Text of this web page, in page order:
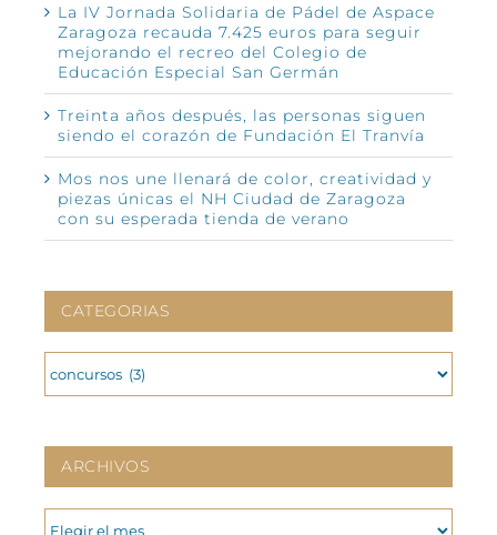
La IV Jornada Solidaria de Pádel de Aspace
Zaragoza recauda 7.425 euros para seguir
mejorando el recreo del Colegio de
Educación Especial San Germán
Treinta años después, las personas siguen
siendo el corazón de Fundación El Tranvía
Mos nos une llenará de color, creatividad y
piezas únicas el NH Ciudad de Zaragoza
con su esperada tienda de verano
CATEGORIAS
CATEGORIAS
ARCHIVOS
ARCHIVOS